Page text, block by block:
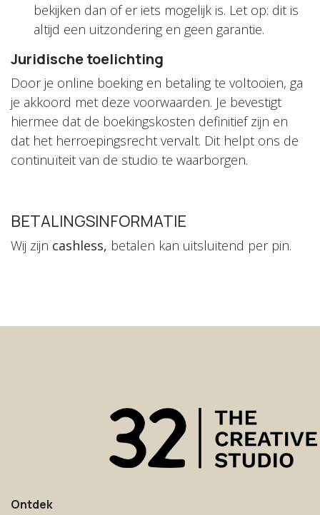
bekijken dan of er iets mogelijk is. Let op: dit is
altijd een uitzondering en geen garantie.
Juridische toelichting
Door je online boeking en betaling te voltooien, ga
je akkoord met deze voorwaarden. Je bevestigt
hiermee dat de boekingskosten definitief zijn en
dat het herroepingsrecht vervalt. Dit helpt ons de
continuïteit van de studio te waarborgen.
BETALINGSINFORMATIE
Wij zijn cashless, betalen kan uitsluitend per pin.
Ontdek